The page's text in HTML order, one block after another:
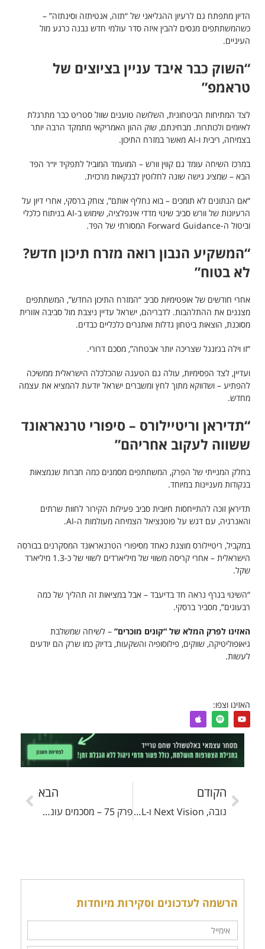
הדיון מתפתח גם לרעיון ההגליאני של “תזה, אנטיתזה וסינתזה” –
כשהמשתתפים מנסים להבין איזה סדר עולמי חדש נבנה כרגע מול
העיניים.
“השוק כבר איבד עניין בציוצים של
טראמפ”
לצד המתיחות הביטחונית, השלושה טוענים שוול סטריט כבר מתרגלת
לאיומים ולכותרות. מבחינתם, שוק ההון האמריקאי מתמקד הרבה יותר
בצמיחה, ריבית ו-AI מאשר במזרח התיכון.
במרכז השיחה עומד גם קווין וורש – המועמד המוביל לתפקיד יו״ר הפד
הבא – שמציג גישה שונה לחלוטין לבנקאות מרכזית.
“אם הנתונים לא תומכים – בוא נחליף אותם”, צוחק ברסקי, אחרי דיון על
הרעיונות של וורש סביב שינוי מדדי אינפלציה, שימוש ב-AI בניתוח כלכלי
וביטול ה-Forward Guidance המסורתי של הפד.
“המשקיע הנבון רואה מזרח תיכון חדש?
לא בטוח”
אחרי חודשים של אופטימיות סביב “המזרח התיכון החדש”, המשתתפים
מצננים את ההתלהבות. לדבריהם, ישראל עדיין ניצבת מול סביבה אזורית
מסוכנת, הוצאות ביטחון גדלות ואתגרים כלכליים כבדים.
“זו וילה בג׳ונגל שצריכה יותר אבטחה”, מסכם דרורי.
ועדיין, לצד הפסימיות, עולה גם הטענה שהכלכלה הישראלית ממשיכה
להפתיע – ושדווקא מתוך לחץ ומשברים ישראל יודעת להמציא את עצמה
מחדש.
“תדיראן וריטיילורס – סיפורי טרנאראונד
ששווה לעקוב אחריהם”
בחלק המנייתי של הפרק, המשתתפים מסמנים כמה חברות שנמצאות
בנקודות מעניינות במיוחד.
תדיראן זוכה להתייחסות חיובית סביב פעילות הקירור לחוות שרתים
והאנרגיה, עם דגש על פוטנציאל הצמיחה מעולמות ה-AI.
במקביל, ריטיילורס מוצגת כאחד מסיפורי הטרנאראונד המסקרנים בבורסה
הישראלית – אחרי קריסה משווי של מיליארדים לשווי של כ-1.3 מיליארד
שקל.
“השינוי בגרף נראה חד בדיעבד – אבל במציאות זה תהליך של כמה
רבעונים”, מסביר ברסקי.
האזינו לפרק המלא של “קונים מוכרים” – לשיחה שמשלבת
גיאופוליטיקה, שווקים, פילוסופיה והשקעות, בדיוק כמו שרק הם יודעים
לעשות.
האזינו וצפו:
הקודם
נובה, Next Vision ו-ICL: המנצחות והמפסידות של השקל החזק
הבא
פרק 75 – מסכמים עונת דוחות: קמעונאות, נדל”ן ואנרגיה מתחדשת
הרשמה לעדכונים וסקירות מיוחדות